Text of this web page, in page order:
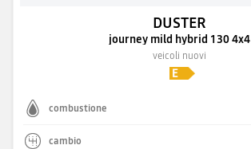
DUSTER
journey mild hybrid 130 4x4
veicoli nuovi
combustione
cambio